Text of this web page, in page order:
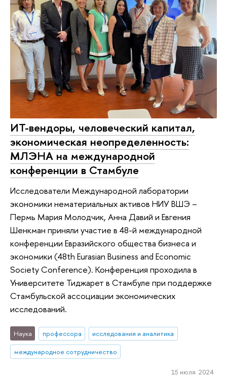
ИТ-вендоры, человеческий капитал,
экономическая неопределенность:
МЛЭНА на международной
конференции в Стамбуле
Исследователи Международной лаборатории
экономики нематериальных активов НИУ ВШЭ –
Пермь Мария Молодчик, Анна Давий и Евгения
Шенкман приняли участие в 48-й международной
конференции Евразийского общества бизнеса и
экономики (48th Eurasian Business and Economic
Society Conference). Конференция проходила в
Университете Тиджарет в Стамбуле при поддержке
Стамбульской ассоциации экономических
исследований.
Наука профессора
исследования и аналитика
международное сотрудничество
15 июля 2024